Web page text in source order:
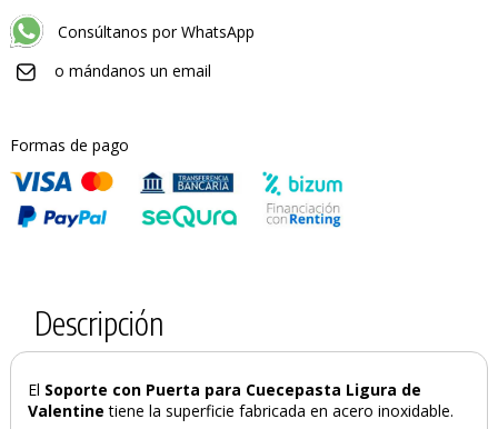
Consúltanos por WhatsApp
o mándanos un email
Formas de pago
Descripción
El Soporte con Puerta para Cuecepasta Ligura de
Valentinetiene la superficie fabricada en acero inoxidable.